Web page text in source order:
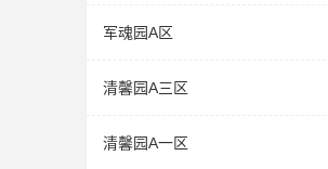
军魂园A区
清馨园A三区
清馨园A一区